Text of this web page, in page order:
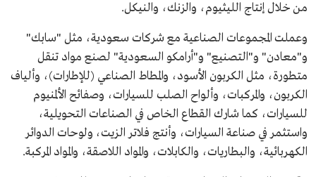
من خلال إنتاج الليثيوم، والزنك، والنيكل.
وعملت المجموعات الصناعية مع شركات سعودية، مثل "سابك"
و"معادن" و"التصنيع" و"أرامكو السعودية" لصنع مواد تنقل
متطورة، مثل الكربون الأسود، والمطاط الصناعي (للإطارات)، وألياف
الكربون، والمركبات، وألواح الصلب للسيارات، وصفائح الألمنيوم
للسيارات، كما شارك القطاع الخاص في الصناعات التحويلية،
واستثمر في صناعة السيارات، وأنتج فلاتر الزيت، ولوحات الدوائر
الكهربائية، والبطاريات، والكابلات، والمواد اللاصقة، والمواد المركبة.